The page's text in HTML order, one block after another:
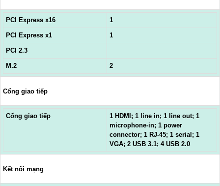
PCI Express x16 1
PCI Express x1 1
PCI 2.3
M.2 2
Cổng giao tiếp
Cổng giao tiếp
1 HDMI; 1 line in; 1 line out; 1
microphone-in; 1 power
connector; 1 RJ-45; 1 serial; 1
VGA; 2 USB 3.1; 4 USB 2.0
Kết nối mạng